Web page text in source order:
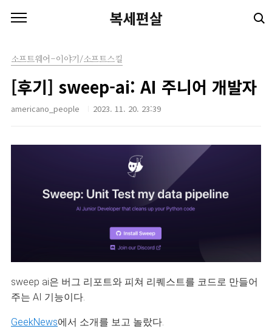
복세편살
소프트웨어-이야기/소프트스킬
[후기] sweep-ai: AI 주니어 개발자
americano_people 2023. 11. 20. 23:39
sweep ai은 버그 리포트와 피쳐 리퀘스트를 코드로 만들어
주는 AI 기능이다.
GeekNews에서 소개를 보고 놀랐다.